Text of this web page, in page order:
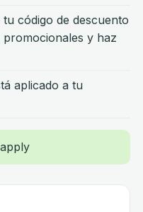
código de descuento
y haz
aplicado a tu